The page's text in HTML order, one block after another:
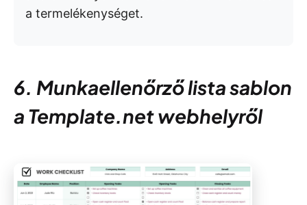
a termelékenységet.
6. Munkaellenőrző lista sablon
a Template.net webhelyről